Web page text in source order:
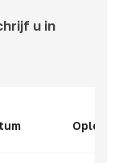
u in